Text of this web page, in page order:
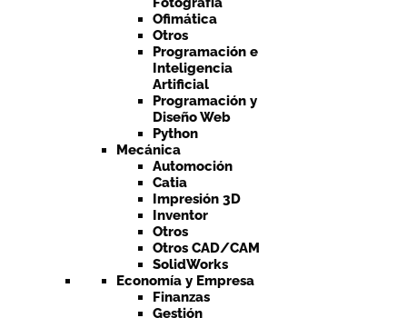
Ofimática
Otros
Programación e
Inteligencia
Artificial
Programación y
Diseño Web
Python
Mecánica
Automoción
Catia
Impresión 3D
Inventor
Otros
Otros CAD/CAM
SolidWorks
Economía y Empresa
Finanzas
Gestión